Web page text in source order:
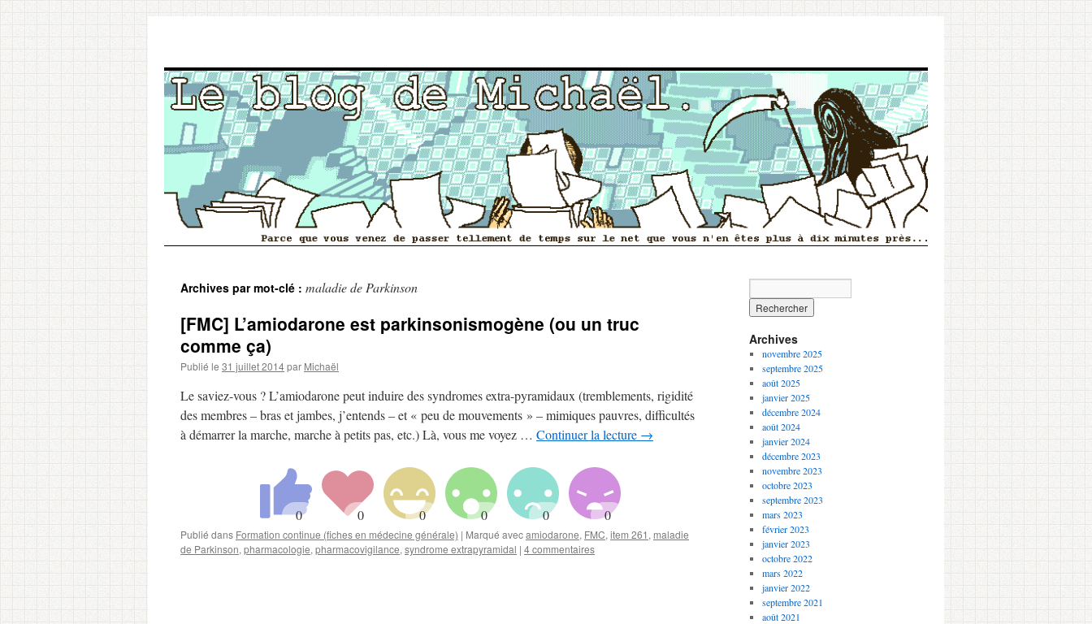
contenu
Archives par mot-clé : maladie de Parkinson
[FMC] L’amiodarone est parkinsonismogène (ou un truc
comme ça)
Publié le 31 juillet 2014par Michaël
Le saviez-vous ? L’amiodarone peut induire des syndromes extra-pyramidaux (tremblements, rigidité
des membres – bras et jambes, j’entends – et « peu de mouvements » – mimiques pauvres, difficultés
à démarrer la marche, marche à petits pas, etc.) Là, vous me voyez … Continuer la lecture →
Publié dans Formation continue (fiches en médecine générale) | Marqué avecamiodarone, FMC, item 261 , maladie
de Parkinson, pharmacologie, pharmacovigilance, syndrome extrapyramidal | 4 commentaires
Archives
novembre 2025
septembre 2025
août 2025
janvier 2025
décembre 2024
août 2024
janvier 2024
décembre 2023
novembre 2023
octobre 2023
septembre 2023
mars 2023
février 2023
janvier 2023
octobre 2022
mars 2022
janvier 2022
septembre 2021
août 2021